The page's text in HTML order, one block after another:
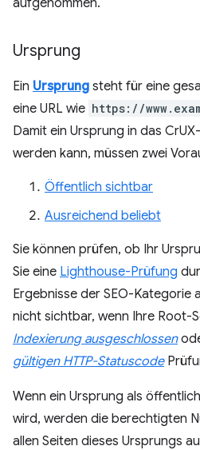
aufgenommen.
Ursprung
Ein Ursprung steht für eine
eine URL wie https://
Damit ein Ursprung in das
werden kann, müssen zwei
Öffentlich sichtbar
Ausreichend beliebt
Sie können prüfen, ob Ihr
Sie eine Lighthouse-Prüfung
Ergebnisse der SEO-Kategorie
nicht sichtbar, wenn Ihre Root-
Indexierung ausgeschlossen
gültigen HTTP-Statuscode
Wenn ein Ursprung als
wird, werden die berechtigten
allen Seiten dieses Ursprungs